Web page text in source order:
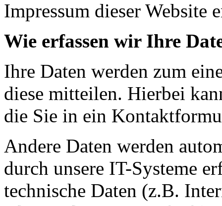
Impressum dieser Website
Wie erfassen wir Ihre
Ihre Daten werden zum
diese mitteilen. Hierbei
die Sie in ein
Andere Daten werden
durch unsere IT-Systeme
technische Daten (z.B.